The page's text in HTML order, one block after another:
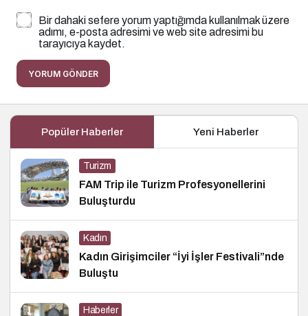
Bir dahaki sefere yorum yaptığımda kullanılmak üzere
adımı, e-posta adresimi ve web site adresimi bu
tarayıcıya kaydet.
YORUM GÖNDER
Popüler Haberler Yeni Haberler
Turizm
FAM Trip ile Turizm Profesyonellerini
Buluşturdu
Kadın
Kadın Girişimciler “İyi İşler Festivali”nde
Buluştu
Haberler